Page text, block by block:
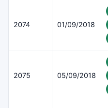
2074 01/09/2018
2075 05/09/2018